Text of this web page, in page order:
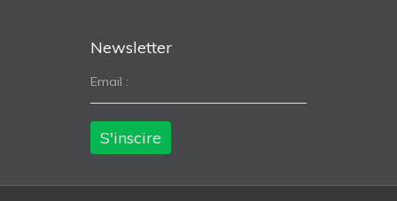
Newsletter
Email :